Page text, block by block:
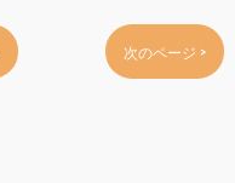
次のページ >